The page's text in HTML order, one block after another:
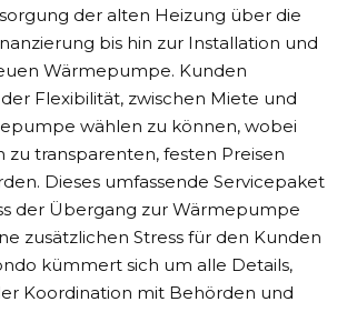
der alten Heizung über die
bis hin zur Installation und
Wärmepumpe. Kunden
Flexibilität, zwischen Miete und
wählen zu können, wobei
zu transparenten, festen Preisen
Dieses umfassende Servicepaket
der Übergang zur Wärmepumpe
zusätzlichen Stress für den Kunden
kümmert sich um alle Details,
Koordination mit Behörden und